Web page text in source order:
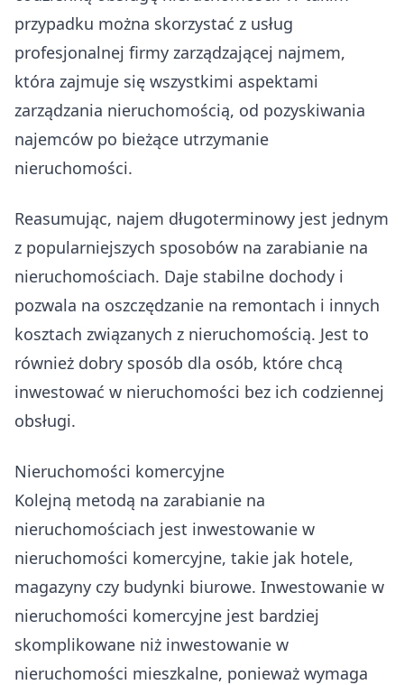
przypadku można skorzystać z usług
profesjonalnej firmy zarządzającej najmem,
która zajmuje się wszystkimi aspektami
zarządzania nieruchomością, od pozyskiwania
najemców po bieżące utrzymanie
nieruchomości.
Reasumując, najem długoterminowy jest jednym
z popularniejszych sposobów na zarabianie na
nieruchomościach. Daje stabilne dochody i
pozwala na oszczędzanie na remontach i innych
kosztach związanych z nieruchomością. Jest to
również dobry sposób dla osób, które chcą
inwestować w nieruchomości bez ich codziennej
obsługi.
Nieruchomości komercyjne
Kolejną metodą na zarabianie na
nieruchomościach jest inwestowanie w
nieruchomości komercyjne, takie jak hotele,
magazyny czy budynki biurowe. Inwestowanie w
nieruchomości komercyjne jest bardziej
skomplikowane niż inwestowanie w
nieruchomości mieszkalne, ponieważ wymaga